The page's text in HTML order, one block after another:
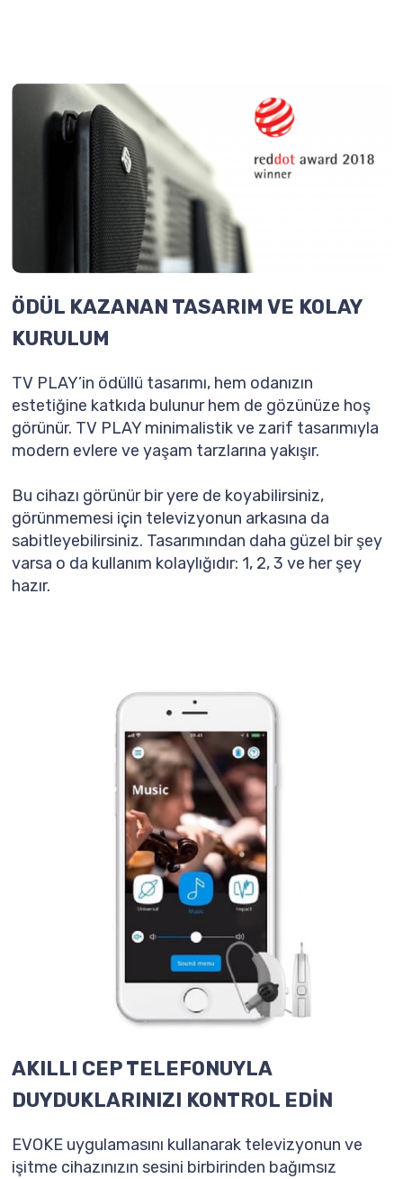
ÖDÜL KAZANAN TASARIM VE KOLAY
KURULUM
TV PLAY’in ödüllü tasarımı, hem odanızın
estetiğine katkıda bulunur hem de gözünüze hoş
görünür. TV PLAY minimalistik ve zarif tasarımıyla
modern evlere ve yaşam tarzlarına yakışır.
Bu cihazı görünür bir yere de koyabilirsiniz,
görünmemesi için televizyonun arkasına da
sabitleyebilirsiniz. Tasarımından daha güzel bir şey
varsa o da kullanım kolaylığıdır: 1, 2, 3 ve her şey
hazır.
AKILLI CEP TELEFONUYLA
DUYDUKLARINIZI KONTROL EDİN
EVOKE uygulamasını kullanarak televizyonun ve
işitme cihazınızın sesini birbirinden bağımsız